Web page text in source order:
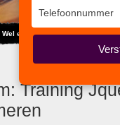
Wel eens gedacht aan: IKKE IKKE
Training